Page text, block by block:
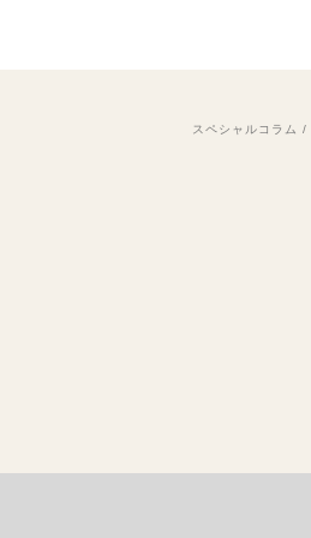
スペシャルコラム /